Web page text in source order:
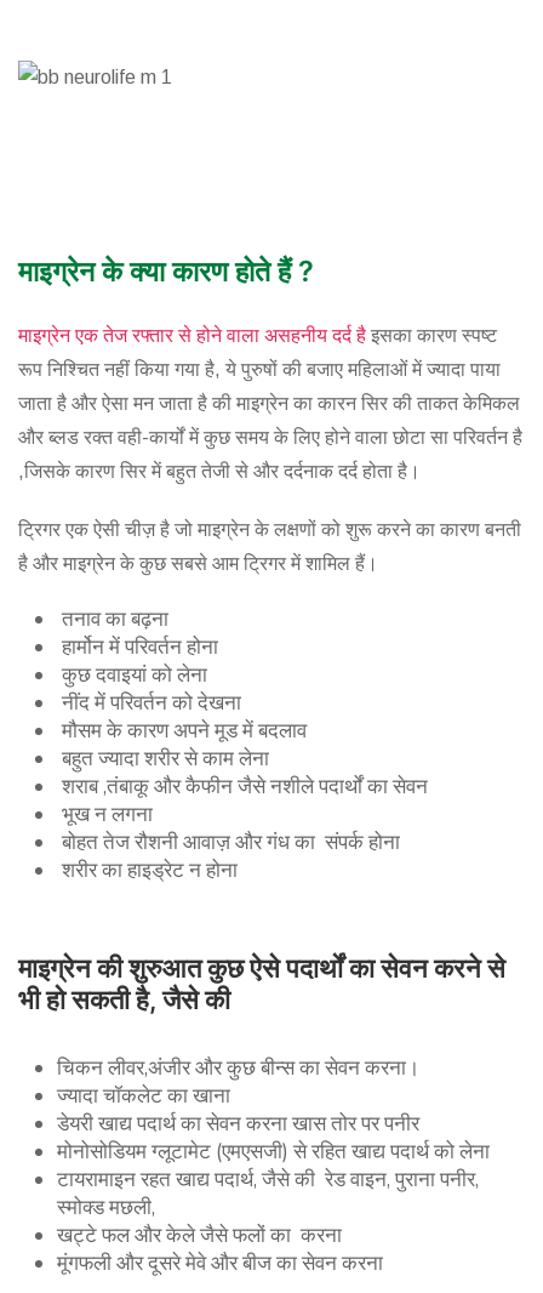
माइग्रेन के क्या कारण होते हैं ?
माइग्रेन एक तेज रफ्तार से होने वाला असहनीय दर्द है इसका कारण स्पष्ट
रूप निश्चित नहीं किया गया है, ये पुरुषों की बजाए महिलाओं में ज्यादा पाया
जाता है और ऐसा मन जाता है की माइग्रेन का कारन सिर की ताकत केमिकल
और ब्लड रक्त वही-कार्यों में कुछ समय के लिए होने वाला छोटा सा परिवर्तन है
,जिसके कारण सिर में बहुत तेजी से और दर्दनाक दर्द होता है।
ट्रिगर एक ऐसी चीज़ है जो माइग्रेन के लक्षणों को शुरू करने का कारण बनती
है और माइग्रेन के कुछ सबसे आम ट्रिगर में शामिल हैं।
तनाव का बढ़ना
हार्मोन में परिवर्तन होना
कुछ दवाइयां को लेना
नींद में परिवर्तन को देखना
मौसम के कारण अपने मूड में बदलाव
बहुत ज्यादा शरीर से काम लेना
शराब ,तंबाकू और कैफीन जैसे नशीले पदार्थों का सेवन
भूख न लगना
बोहत तेज रौशनी आवाज़ और गंध का संपर्क होना
शरीर का हाइड्रेट न होना
माइग्रेन की शुरुआत कुछ ऐसे पदार्थों का सेवन करने से
भी हो सकती है, जैसे की
चिकन लीवर,अंजीर और कुछ बीन्स का सेवन करना।
ज्यादा चॉकलेट का खाना
डेयरी खाद्य पदार्थ का सेवन करना खास तोर पर पनीर
मोनोसोडियम ग्लूटामेट (एमएसजी) से रहित खाद्य पदार्थ को लेना
टायरामाइन रहत खाद्य पदार्थ, जैसे की रेड वाइन, पुराना पनीर,
स्मोक्ड मछली,
खट्टे फल और केले जैसे फलों का करना
मूंगफली और दूसरे मेवे और बीज का सेवन करना